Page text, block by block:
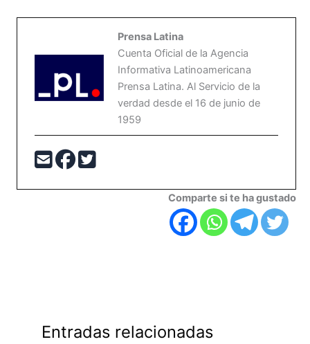
Prensa Latina
Cuenta Oficial de la Agencia
Informativa Latinoamericana
Prensa Latina. Al Servicio de la
verdad desde el 16 de junio de
1959
Comparte si te ha gustado
Entradas relacionadas